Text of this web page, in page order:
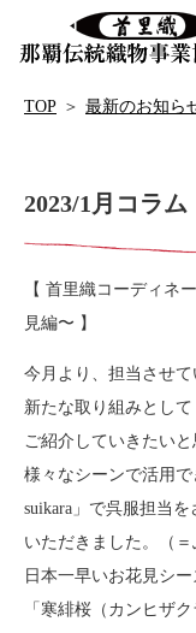
TOP ＞ 最新のお知ら
2023/1月コラム
【 首里織コーディネ
見編〜 】
今月より、担当させて
新たな取り組みとし
ご紹介していきたいと
様々なシーンで活用
suikara」で呉服担当
いただきました。（＝
日本一早いお花見シ
「寒緋桜（カンヒザ